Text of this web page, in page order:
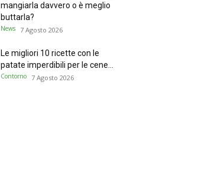
mangiarla davvero o è meglio
buttarla?
News 7 Agosto 2026
Le migliori 10 ricette con le
patate imperdibili per le cene...
Contorno 7 Agosto 2026